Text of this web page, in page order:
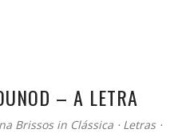
– A LETRA
Brissos in Clássica ⋅ Letras⋅